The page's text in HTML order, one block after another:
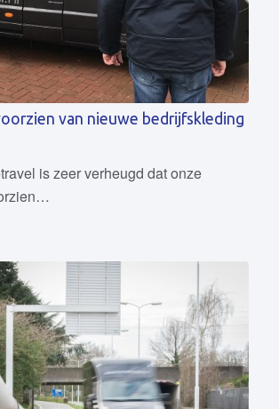
van nieuwe bedrijfskleding
is zeer verheugd dat onze